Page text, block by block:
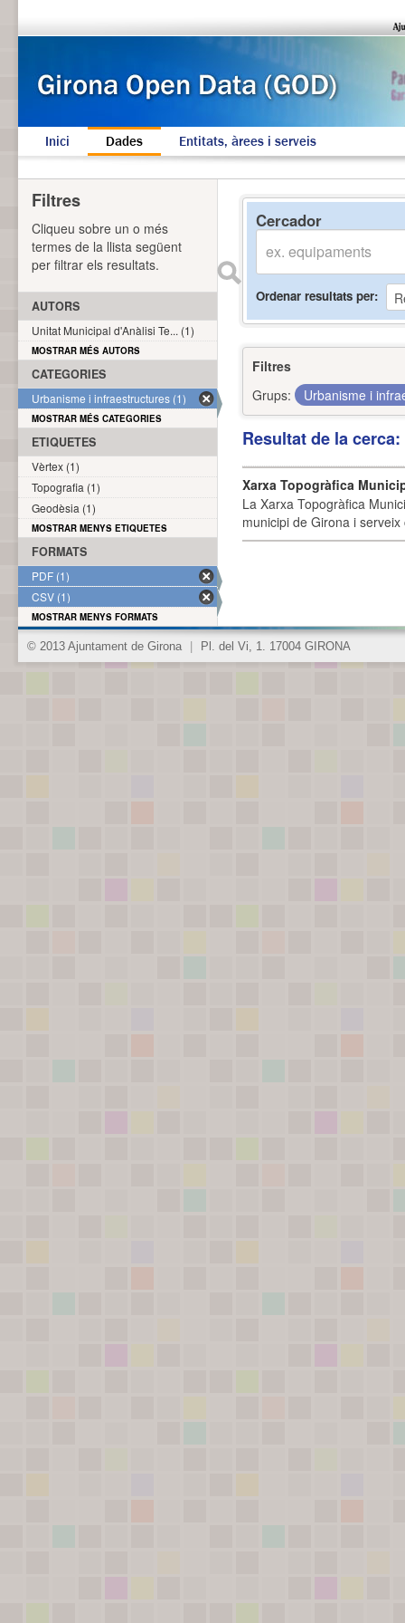
Inici Dades Entitats, àrees i serveis
Cercador
Ordenar resultats per
Filtres
Grups:
Urbanisme i
Resultat de la
Xarxa Topogràfica
La Xarxa Topogràfica
municipi de Girona i
Filtres
Cliqueu sobre un o més
termes de la llista següent
per filtrar els resultats.
AUTORS
Unitat Municipal d'Anàlisi Te... (1)
MOSTRAR MÉS AUTORS
CATEGORIES
Urbanisme i infraestructures (1)
MOSTRAR MÉS CATEGORIES
ETIQUETES
Vèrtex (1)
Topografia (1)
Geodèsia (1)
MOSTRAR MENYS ETIQUETES
FORMATS
PDF (1)
CSV (1)
MOSTRAR MENYS FORMATS
© 2013 Ajuntament de Girona Pl. del Vi, 1. 17004 GIRONA